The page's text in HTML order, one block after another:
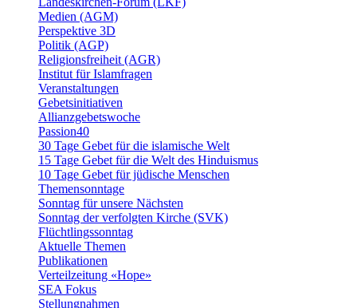
Medien (AGM)
Perspektive 3D
Politik (AGP)
Religionsfreiheit (AGR)
Institut für Islamfragen
Veranstaltungen
Gebetsinitiativen
Allianzgebetswoche
Passion40
30 Tage Gebet für die islamische Welt
15 Tage Gebet für die Welt des Hinduismus
10 Tage Gebet für jüdische Menschen
Themensonntage
Sonntag für unsere Nächsten
Sonntag der verfolgten Kirche (SVK)
Flüchtlingssonntag
Aktuelle Themen
Publikationen
Verteilzeitung «Hope»
SEA Fokus
Stellungnahmen